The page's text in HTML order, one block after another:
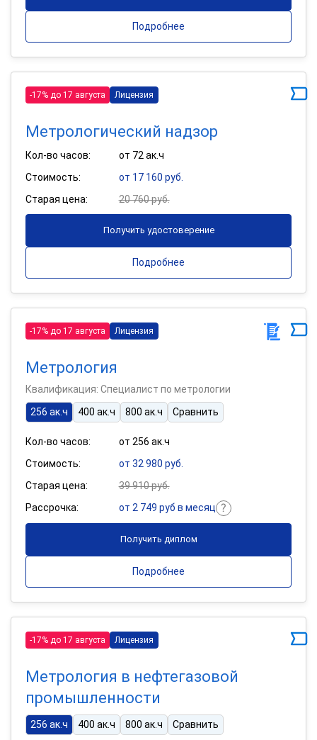
Подробнее
-17% до 17 августа Лицензия
Метрологический надзор
Кол-во часов:
от 72 ак.ч
Стоимость:
от 17 160 руб.
Старая цена:
20 760 руб.
Получить удостоверение
Подробнее
-17% до 17 августа Лицензия
Метрология
Квалификация: Специалист по метрологии
256 ак.ч
400 ак.ч 800 ак.ч Сравнить
Кол-во часов:
от 256 ак.ч
Стоимость:
от 32 980 руб.
Старая цена:
39 910 руб.
Рассрочка:
от 2 749 руб в месяц
Получить диплом
Подробнее
-17% до 17 августа Лицензия
Метрология в нефтегазовой
промышленности
256 ак.ч 400 ак.ч 800 ак.ч Сравнить